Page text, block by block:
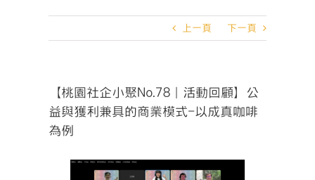
上一頁 下一頁
【桃園社企小聚No.78｜活動回顧】公
益與獲利兼具的商業模式-以成真咖啡
為例